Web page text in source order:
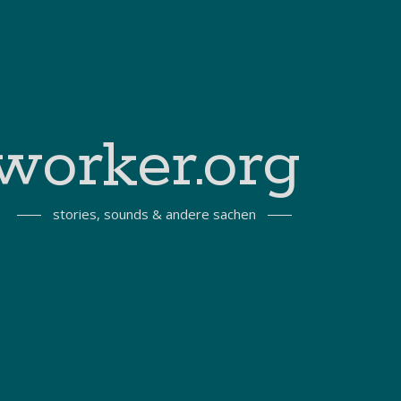
stories, sounds & andere sachen